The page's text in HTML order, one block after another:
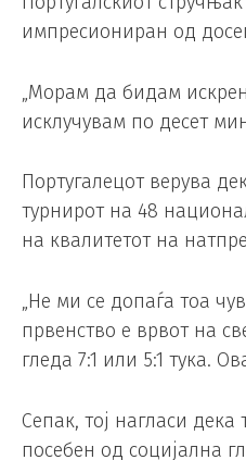
импресиониран од
„Морам да бидам
исклучувам по десет
Португалецот верува
турнирот на 48
на квалитетот на
„Не ми се допаѓа тоа
првенство е врвот на
гледа 7:1 или 5:1 тука.
Сепак, тој нагласи дека
посебен од социјална